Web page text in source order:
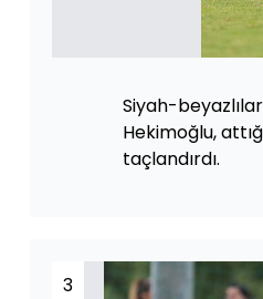
Siyah-
Hekimoğlu,
taçlandırdı.
3